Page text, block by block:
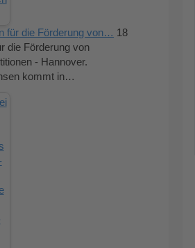
für die Förderung von… 18
die Förderung von
- Hannover.
kommt in…